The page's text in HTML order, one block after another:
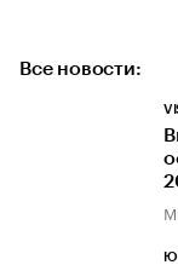
Все новости: